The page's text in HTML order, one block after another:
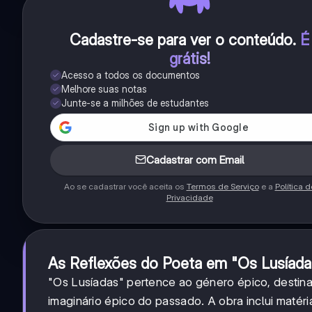
Cadastre-se para ver o conteúdo. É
grátis!
Acesso a todos os documentos
Melhore suas notas
Junte-se a milhões de estudantes
Cadastrar com Email
Ao se cadastrar você aceita os Termos de Serviçoe a Política
Privacidade
As Reflexões do Poeta em "Os
"Os Lusíadas" pertence ao género épico,
imaginário épico do passado. A obra inclui